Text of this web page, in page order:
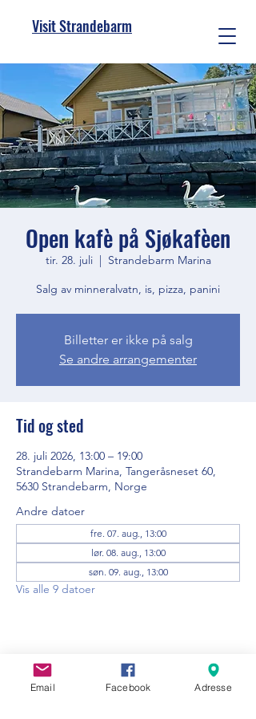
Visit Strandebarm
Open kafè på Sjøkafèen
tir. 28. juli
  |
Strandebarm Marina
Salg av minneralvatn, is, pizza, panini
Billetter er ikke på salg
Se andre arrangementer
Tid og sted
28. juli 2026, 13:00 – 19:00
Strandebarm Marina, Tangeråsneset 60,
5630 Strandebarm, Norge
Andre datoer
fre. 07. aug., 13:00
lør. 08. aug., 13:00
søn. 09. aug., 13:00
Vis alle 9 datoer
Del dette arrangementet
Email Facebook Adresse